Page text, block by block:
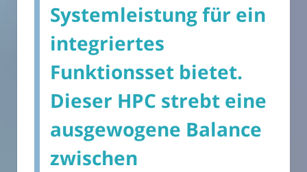
Systemleistung für ein
integriertes
Funktionsset bietet.
Dieser HPC strebt eine
ausgewogene Balance
zwischen